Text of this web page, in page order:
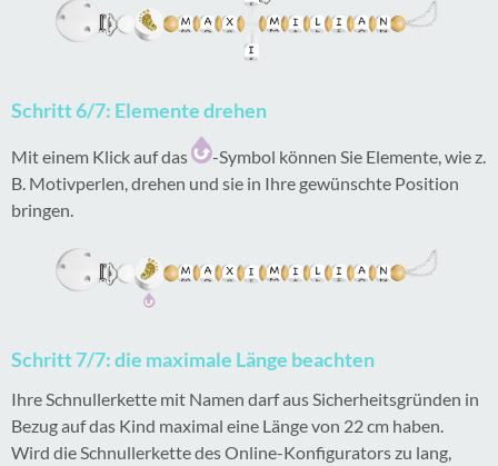
Schritt 6/7: Elemente drehen
Mit einem Klick auf das
-Symbol können Sie Elemente, wie z.
B. Motivperlen, drehen und sie in Ihre gewünschte Position
bringen.
Schritt 7/7: die maximale Länge beachten
Ihre Schnullerkette mit Namen darf aus Sicherheitsgründen in
Bezug auf das Kind maximal eine Länge von 22 cm haben.
Wird die Schnullerkette des Online-Konfigurators zu lang,